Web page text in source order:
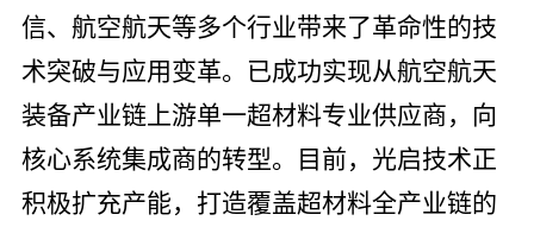
信、航空航天等多个行业带来了革命性的技
术突破与应用变革。已成功实现从航空航天
装备产业链上游单一超材料专业供应商，向
核心系统集成商的转型。目前，光启技术正
积极扩充产能，打造覆盖超材料全产业链的